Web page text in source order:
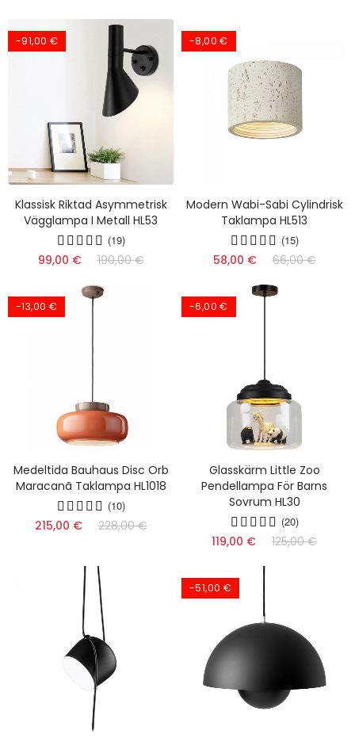
-91,00 €
Klassisk Riktad Asymmetrisk
Vägglampa I Metall HL53
(19)
99,00 € 190,00 €
-8,00 €
Modern Wabi-Sabi Cylindrisk
Taklampa HL513
(15)
58,00 € 66,00 €
-13,00 €
Medeltida Bauhaus Disc Orb
Maracanã Taklampa HL1018
(10)
215,00 € 228,00 €
-6,00 €
Glasskärm Little Zoo
Pendellampa För Barns
Sovrum HL30
(20)
119,00 € 125,00 €
-51,00 €